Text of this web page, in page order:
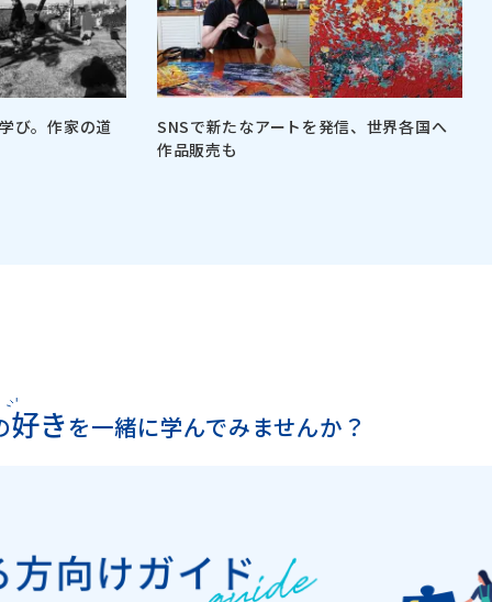
び。作家の道
SNSで新たなアートを発信、世界各国へ
作品販売も
好きを一緒に学んでみませんか？